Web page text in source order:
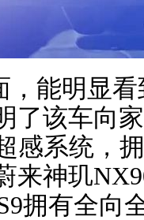
能明显
了该车向
感系统，
来神玑
拥有全向